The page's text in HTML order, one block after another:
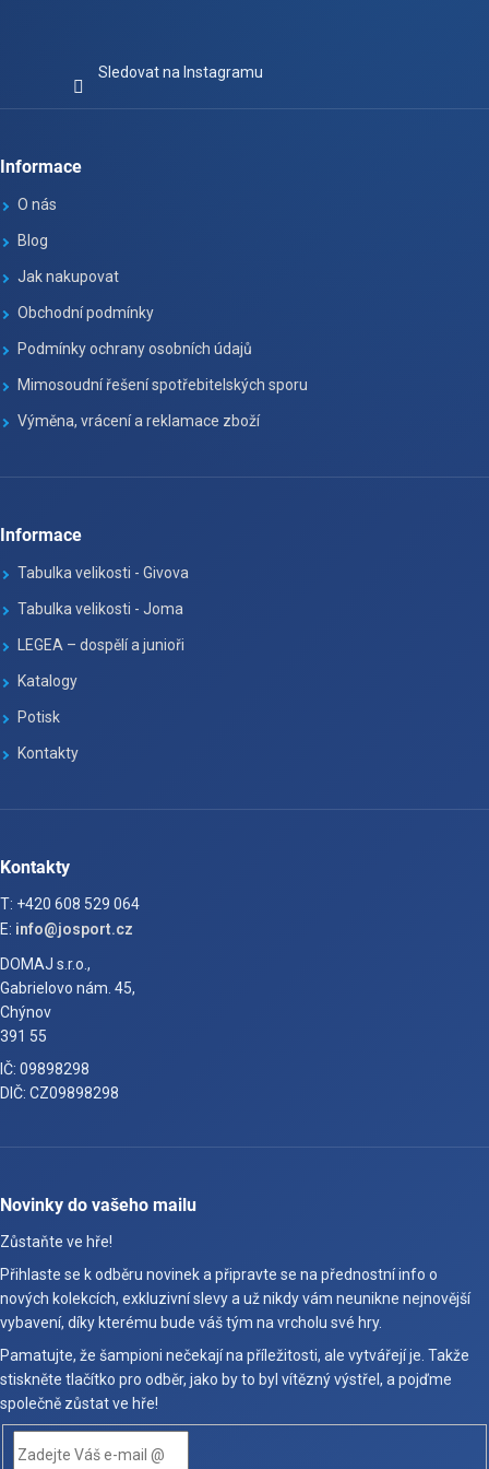
Sledovat na Instagramu
Informace
O nás
Blog
Jak nakupovat
Obchodní podmínky
Podmínky ochrany osobních údajů
Mimosoudní řešení spotřebitelských sporu
Výměna, vrácení a reklamace zboží
Informace
Tabulka velikosti - Givova
Tabulka velikosti - Joma
LEGEA – dospělí a junioři
Katalogy
Potisk
Kontakty
Kontakty
T: +420 608 529 064
E: info@josport.cz
DOMAJ s.r.o.,
Gabrielovo nám. 45,
Chýnov
391 55
IČ: 09898298
DIČ: CZ09898298
Novinky do vašeho mailu
Zůstaňte ve hře!
Přihlaste se k odběru novinek a připravte se na přednostní info o
nových kolekcích, exkluzivní slevy a už nikdy vám neunikne nejnovější
vybavení, díky kterému bude váš tým na vrcholu své hry.
Pamatujte, že šampioni nečekají na příležitosti, ale vytvářejí je. Takže
stiskněte tlačítko pro odběr, jako by to byl vítězný výstřel, a pojďme
společně zůstat ve hře!